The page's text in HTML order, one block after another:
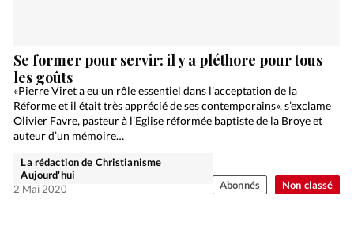
Non classé
Se former pour servir: il y a pléthore pour tous
les goûts
«Pierre Viret a eu un rôle essentiel dans l’acceptation de la
Réforme et il était très apprécié de ses contemporains», s’exclame
Olivier Favre, pasteur à l’Eglise réformée baptiste de la Broye et
auteur d’un mémoire…
La rédaction de Christianisme
Aujourd'hui
2 Mai 2020
Abonnés